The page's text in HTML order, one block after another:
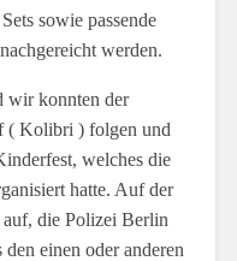
sowie passende
werden.
wir konnten der
( Kolibri ) folgen und
welches die
hatte. Auf der
die Polizei Berlin
einen oder anderen